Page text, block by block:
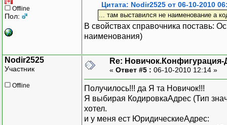
Offline
Пол:
Цитата: Nodir2525 от 06-10-2010
... там выставился не наименование а
В свойствах справочника поставь:
наименования)
Nodir2525
Участник
Offline
Re:
« Ответ #5 : 06-10-2010 12:14 »
Получилось!!! да Я та Новичок!!!
Я выбирая КодировкаАдрес (Тип
хотел.
и у меня ест ЮридическиеАдрес: